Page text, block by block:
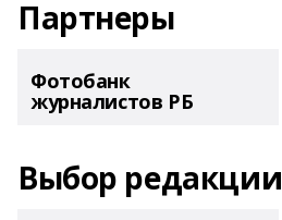
Партнеры
Фотобанк
журналистов РБ
Выбор редакции